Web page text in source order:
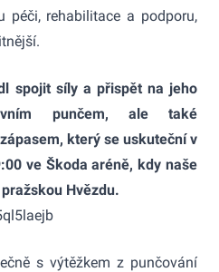
péči, rehabilitace a podporu,
spojit síly a přispět na jeho
punčem, ale také
který se uskuteční v
ve Škoda aréně, kdy naše
Hvězdu.
s výtěžkem z punčování